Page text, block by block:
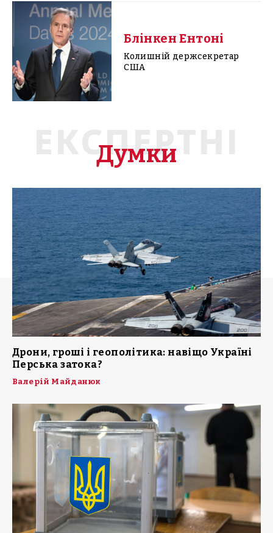
Блінкен Ентоні
Колишній держсекретар
США
ЕКСПЕРТНІ
Думки
Дрони, гроші і геополітика: навіщо Україні
Перська затока?
Валерій Майданюк